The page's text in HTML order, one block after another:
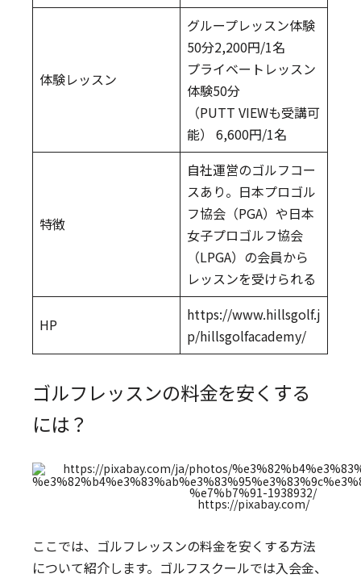
体験レッスン
グループレッスン体験
50分2,200円/1名
プライベートレッスン
体験50分
（PUTT VIEWも受講可
能） 6,600円/1名
特徴
自社運営のゴルフコー
スあり。日本プロゴル
フ協会（PGA）や日本
女子プロゴルフ協会
（LPGA）の会員から
レッスンを受けられる
HP
https://www.hillsgolf.j
p/hillsgolfacademy/
ゴルフレッスンの料金を安くする
には？
https://pixabay.com/
ここでは、ゴルフレッスンの料金を安くする方法
について紹介します。ゴルフスクールでは入会金、